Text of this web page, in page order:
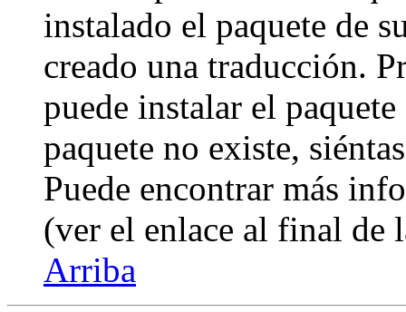
instalado el paquete de
creado una traducción.
puede instalar el
paquete no existe,
Puede encontrar más
(ver el enlace al final de
Arriba